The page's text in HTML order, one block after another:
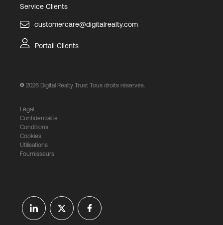
Service Clients
customercare@digitalrealty.com
Portail Clients
2026 Digital Realty Trust Tous droits réservés.
Légal
Confidentialité
Conditions
Cookies
Utilisations
Fournisseurs